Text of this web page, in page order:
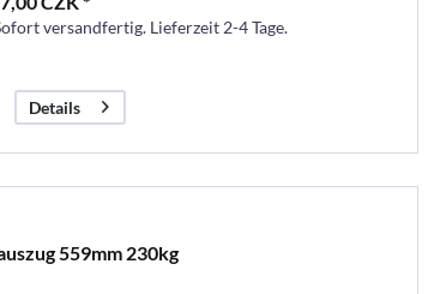
versandfertig. Lieferzeit 2-4 Tage.
Details
559mm 230kg